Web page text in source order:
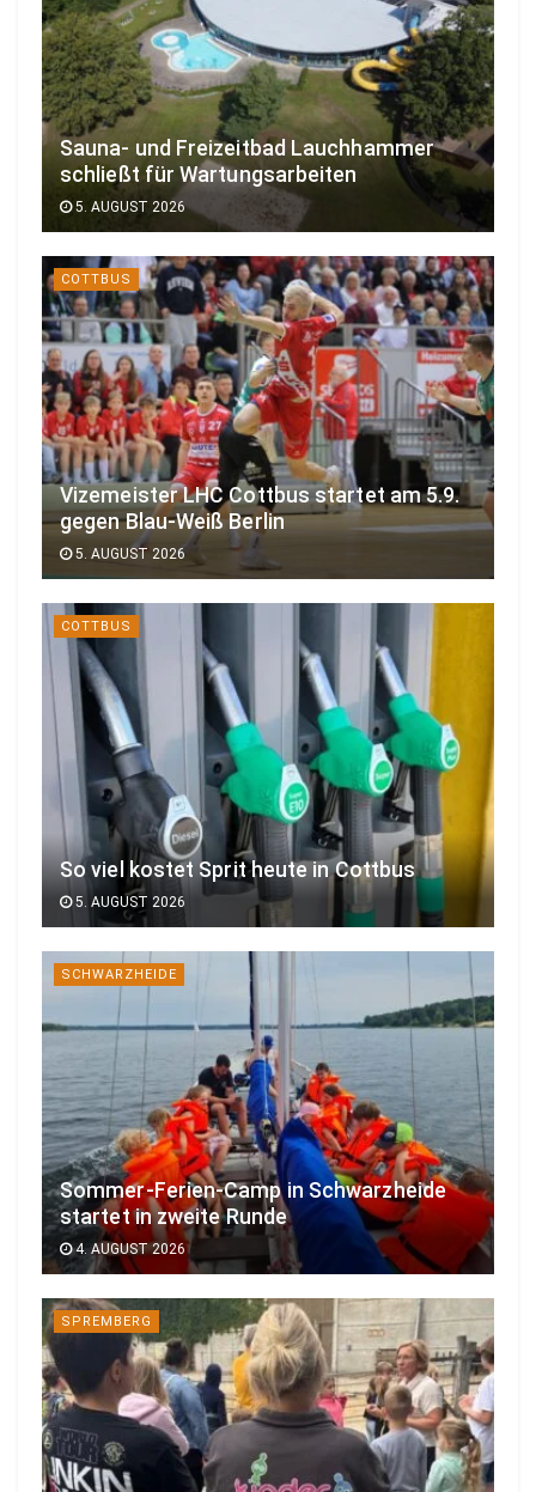
Sauna- und Freizeitbad Lauchhammer
schließt für Wartungsarbeiten
5. AUGUST 2026
COTTBUS
Vizemeister LHC Cottbus startet am 5.9.
gegen Blau-Weiß Berlin
5. AUGUST 2026
COTTBUS
So viel kostet Sprit heute in Cottbus
5. AUGUST 2026
SCHWARZHEIDE
Sommer-Ferien-Camp in Schwarzheide
startet in zweite Runde
4. AUGUST 2026
SPREMBERG